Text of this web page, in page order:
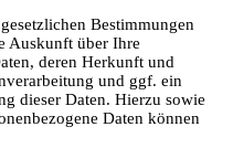
Bestimmungen
Auskunft über Ihre
deren Herkunft und
und ggf. ein
dieser Daten. Hierzu sowie
Daten können